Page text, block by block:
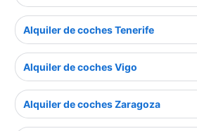
Alquiler de coches Tenerife
Alquiler de coches Vigo
Alquiler de coches Zaragoza